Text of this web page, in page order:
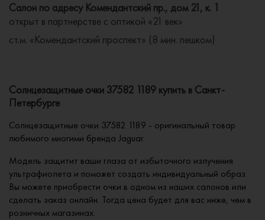
Салон по адресу Комендантский пр., дом 21, к. 1
открыт в партнерстве с оптикой «21 век»
ст.м. «Комендантский проспект» (8 мин. пешком)
Солнцезащитные очки 37582 1189 купить в Санкт-
Петербурге
Солнцезащитные очки 37582 1189 - оригинальный товар
любимого многими бренда Jaguar.
Модель защитит ваши глаза от избыточного излучения
ультрафиолета и поможет создать индивидуальный образ.
Вы можете приобрести очки в одном из наших салонов или
сделать заказ онлайн. Тогда цена будет для вас ниже, чем в
розничных магазинах.